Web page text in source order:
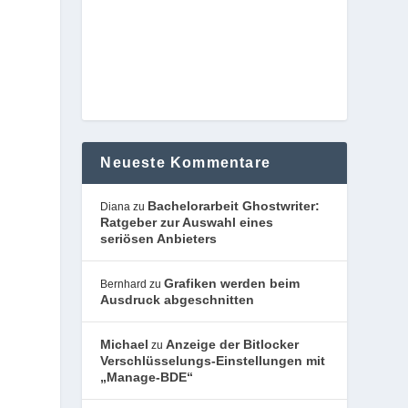
Neueste Kommentare
Diana zu Bachelorarbeit Ghostwriter:
Ratgeber zur Auswahl eines
seriösen Anbieters
Bernhard zuGrafiken werden beim
Ausdruck abgeschnitten
Michael zuAnzeige der Bitlocker
Verschlüsselungs-Einstellungen mit
„Manage-BDE“